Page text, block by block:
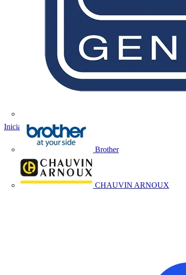
Brother
CHAUVIN ARNOUX
Iniciar sesiónRegistrarse